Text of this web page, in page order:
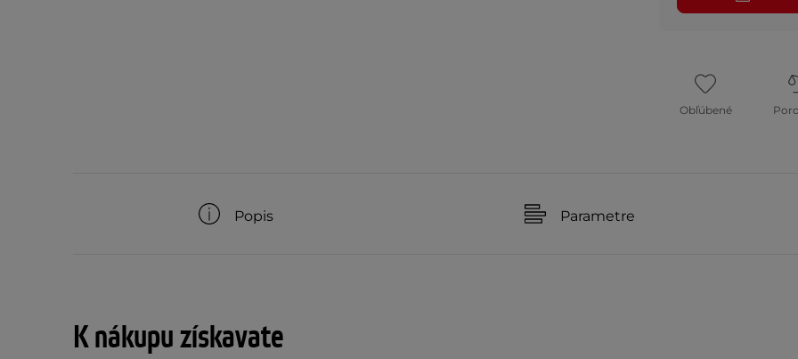
Obľúbené
Popis Parametre
K nákupu získavate